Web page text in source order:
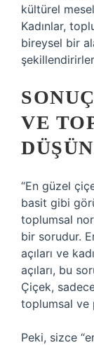
kültürel
Kadınlar,
bireysel bir
VE
“En güzel
basit gibi
toplumsal
bir sorudur.
açıları ve
açıları, bu
Çiçek,
toplumsal ve
Peki, sizce